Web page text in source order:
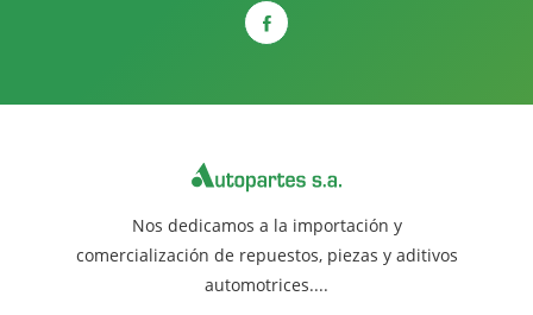
Nos dedicamos a la importación y
comercialización de repuestos, piezas y aditivos
automotrices....